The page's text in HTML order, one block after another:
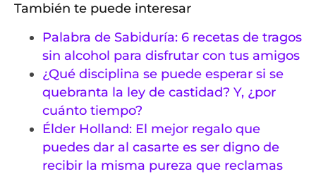
También te puede interesar
Palabra de Sabiduría: 6 recetas de tragos
sin alcohol para disfrutar con tus amigos
¿Qué disciplina se puede esperar si se
quebranta la ley de castidad? Y, ¿por
cuánto tiempo?
Élder Holland: El mejor regalo que
puedes dar al casarte es ser digno de
recibir la misma pureza que reclamas